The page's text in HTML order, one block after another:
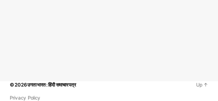
© 2026उगता भारत : हिंदी समाचार पत्र
Privacy Policy
Up ↑